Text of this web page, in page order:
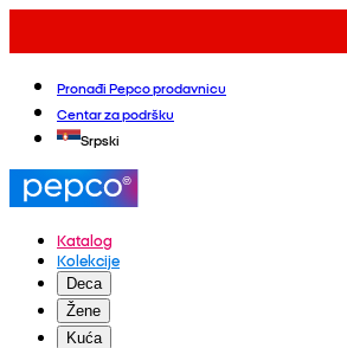
Pronađi Pepco prodavnicu
Centar za podršku
Srpski
Katalog
Kolekcije
Deca
Žene
Kuća